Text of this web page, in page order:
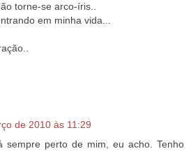
torne-se arco-íris..
em minha vida...
de 2010 às 11:29
sempre perto de mim, eu acho. Tenho